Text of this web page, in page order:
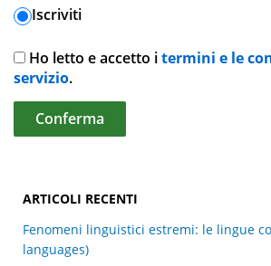
Iscriviti
Ho letto e accetto itermini e le
servizio.
ARTICOLI RECENTI
Fenomeni linguistici estremi: le lingue
languages)